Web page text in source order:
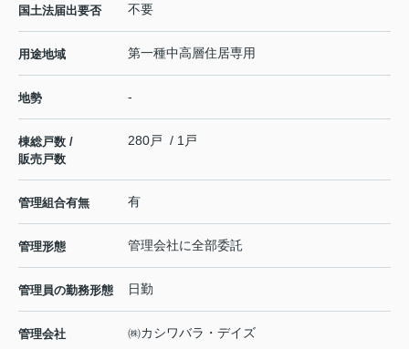
国土法届出要否 不要
用途地域 第一種中高層住居専用
地勢 -
棟総戸数 /
販売戸数
280戸 / 1戸
管理組合有無 有
管理形態 管理会社に全部委託
管理員の勤務形態 日勤
管理会社 ㈱カシワバラ・デイズ